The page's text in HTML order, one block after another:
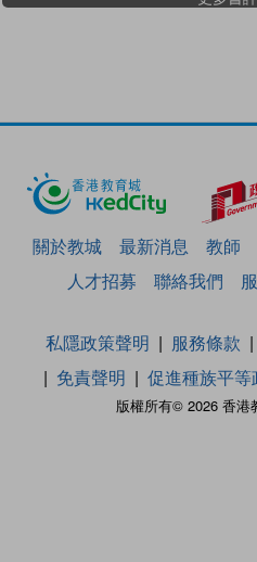
關於教城 最新消息 教師
人才招募
聯絡我們
版權所有© 2026 香港
私隱政策聲明 服務條款
免責聲明
促進種族平等